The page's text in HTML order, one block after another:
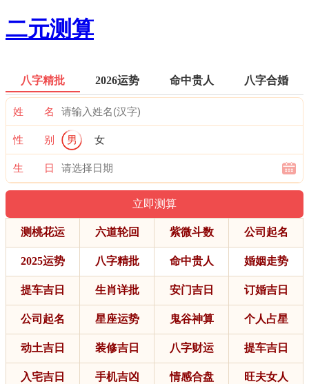
二元测算
八字精批 2026运势 命中贵人 八字合婚
姓 名
性 别 男 女
生 日
测桃花运 六道轮回 紫微斗数 公司起名
2025运势 八字精批 命中贵人 婚姻走势
提车吉日 生肖详批 安门吉日 订婚吉日
公司起名 星座运势 鬼谷神算 个人占星
动土吉日 装修吉日 八字财运 提车吉日
入宅吉日 手机吉凶 情感合盘 旺夫女人